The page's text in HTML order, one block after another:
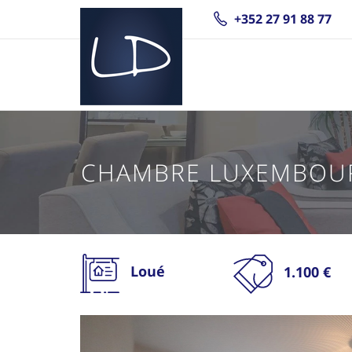
+352 27 91 88 77
CHAMBRE
Loué 1.100 €